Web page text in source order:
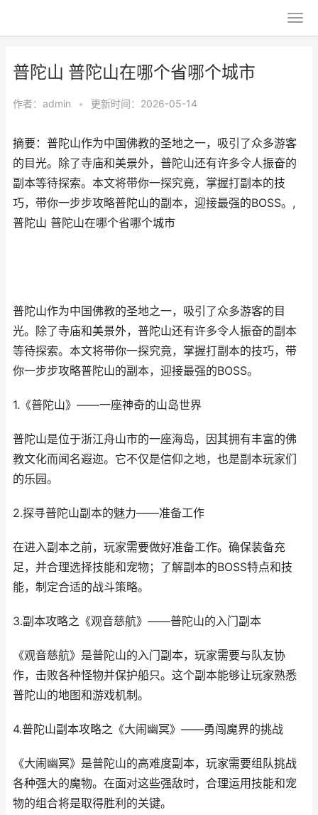
普陀山 普陀山在哪个省哪个城市
作者： admin • 更新时间：2026-05-14
摘要：普陀山作为中国佛教的圣地之一，吸引了众多游客
的目光。除了寺庙和美景外，普陀山还有许多令人振奋的
副本等待探索。本文将带你一探究竟，掌握打副本的技
巧，带你一步步攻略普陀山的副本，迎接最强的BOSS。,
普陀山 普陀山在哪个省哪个城市
普陀山作为中国佛教的圣地之一，吸引了众多游客的目
光。除了寺庙和美景外，普陀山还有许多令人振奋的副本
等待探索。本文将带你一探究竟，掌握打副本的技巧，带
你一步步攻略普陀山的副本，迎接最强的BOSS。
1.《普陀山》——一座神奇的山岛世界
普陀山是位于浙江舟山市的一座海岛，因其拥有丰富的佛
教文化而闻名遐迩。它不仅是信仰之地，也是副本玩家们
的乐园。
2.探寻普陀山副本的魅力——准备工作
在进入副本之前，玩家需要做好准备工作。确保装备充
足，并合理选择技能和宠物；了解副本的BOSS特点和技
能，制定合适的战斗策略。
3.副本攻略之《观音慈航》——普陀山的入门副本
《观音慈航》是普陀山的入门副本，玩家需要与队友协
作，击败各种怪物并保护船只。这个副本能够让玩家熟悉
普陀山的地图和游戏机制。
4.普陀山副本攻略之《大闹幽冥》——勇闯魔界的挑战
《大闹幽冥》是普陀山的高难度副本，玩家需要组队挑战
各种强大的魔物。在面对这些强敌时，合理运用技能和宠
物的组合将是取得胜利的关键。